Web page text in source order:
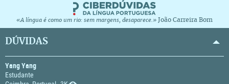
«A língua é como um rio: sem margens, desaparece.» João Carreira Bom
DÚVIDAS
Yang Yang
Estudante